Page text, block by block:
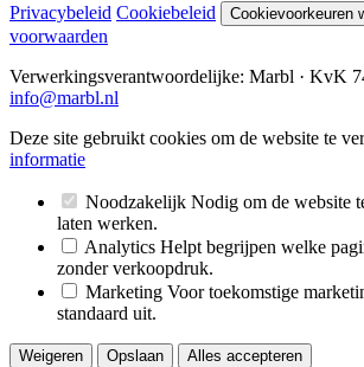
Privacybeleid Cookiebeleid Cookievoorkeuren
voorwaarden
Verwerkingsverantwoordelijke: Marbl · KvK
info@marbl.nl
Deze site gebruikt cookies om de website te
informatie
Noodzakelijk Nodig om de website
laten werken.
Analytics Helpt begrijpen welke
zonder verkoopdruk.
Marketing Voor toekomstige
standaard uit.
Weigeren Opslaan Alles accepteren